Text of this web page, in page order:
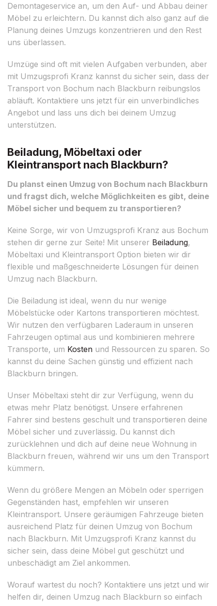
Demontageservice an, um den Auf- und Abbau deiner
Möbel zu erleichtern. Du kannst dich also ganz auf die
Planung deines Umzugs konzentrieren und den Rest
uns überlassen.
Umzüge sind oft mit vielen Aufgaben verbunden, aber
mit Umzugsprofi Kranz kannst du sicher sein, dass der
Transport von Bochum nach Blackburn reibungslos
abläuft. Kontaktiere uns jetzt für ein unverbindliches
Angebot und lass uns dich bei deinem Umzug
unterstützen.
Beiladung, Möbeltaxi oder
Kleintransport nach Blackburn?
Du planst einen Umzug von Bochum nach Blackburn
und fragst dich, welche Möglichkeiten es gibt, deine
Möbel sicher und bequem zu transportieren?
Keine Sorge, wir von Umzugsprofi Kranz aus Bochum
stehen dir gerne zur Seite! Mit unserer Beiladung,
Möbeltaxi und Kleintransport Option bieten wir dir
flexible und maßgeschneiderte Lösungen für deinen
Umzug nach Blackburn.
Die Beiladung ist ideal, wenn du nur wenige
Möbelstücke oder Kartons transportieren möchtest.
Wir nutzen den verfügbaren Laderaum in unseren
Fahrzeugen optimal aus und kombinieren mehrere
Transporte, um Kosten und Ressourcen zu sparen. So
kannst du deine Sachen günstig und effizient nach
Blackburn bringen.
Unser Möbeltaxi steht dir zur Verfügung, wenn du
etwas mehr Platz benötigst. Unsere erfahrenen
Fahrer sind bestens geschult und transportieren deine
Möbel sicher und zuverlässig. Du kannst dich
zurücklehnen und dich auf deine neue Wohnung in
Blackburn freuen, während wir uns um den Transport
kümmern.
Wenn du größere Mengen an Möbeln oder sperrigen
Gegenständen hast, empfehlen wir unseren
Kleintransport. Unsere geräumigen Fahrzeuge bieten
ausreichend Platz für deinen Umzug von Bochum
nach Blackburn. Mit Umzugsprofi Kranz kannst du
sicher sein, dass deine Möbel gut geschützt und
unbeschädigt am Ziel ankommen.
Worauf wartest du noch? Kontaktiere uns jetzt und wir
helfen dir, deinen Umzug nach Blackburn so einfach